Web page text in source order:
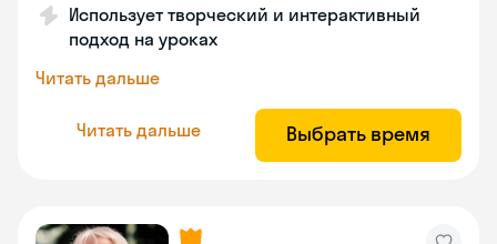
Использует творческий и интерактивный
подход на уроках
Читать дальше
Читать дальше Выбрать время